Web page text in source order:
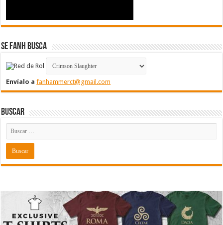
Se FanH Busca
Envíalo afanhammerct@gmail.com
Buscar